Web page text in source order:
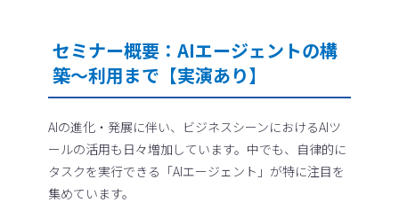
セミナー概要：AIエージェントの構
築～利用まで【実演あり】
AIの進化・発展に伴い、ビジネスシーンにおけるAIツ
ールの活用も日々増加しています。中でも、自律的に
タスクを実行できる「AIエージェント」が特に注目を
集めています。